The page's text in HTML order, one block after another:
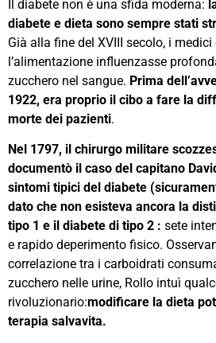
Il diabete non è una sfida moderna:
diabete e dieta sono sempre stati
Già alla fine del XVIII secolo, i
l’alimentazione influenzasse
zucchero nel sangue. Prima
1922, era proprio il cibo a fare la
morte dei pazienti.
Nel 1797, il chirurgo militare
documentò il caso del capitano
sintomi tipici del diabete
dato che non esisteva ancora la
tipo 1 e il diabete di tipo 2 : sete
e rapido deperimento fisico.
correlazione tra i carboidrati
zucchero nelle urine, Rollo intuì
rivoluzionario:modificare la dieta
terapia salvavita.